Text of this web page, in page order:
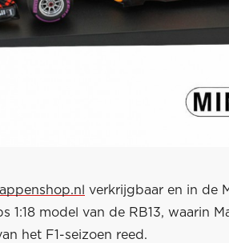
verkrijgbaar en in de
1:18 model van de RB13, waarin
het F1-seizoen reed.